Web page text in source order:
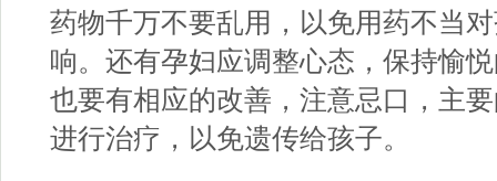
药物千万不要乱用，以免用药不当
响。还有孕妇应调整心态，保持愉
也要有相应的改善，注意忌口，主
进行治疗，以免遗传给孩子。